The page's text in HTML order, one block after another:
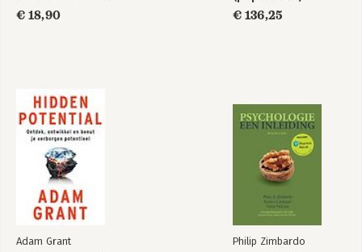
€ 18,90
€ 136,25
Adam Grant Philip Zimbardo